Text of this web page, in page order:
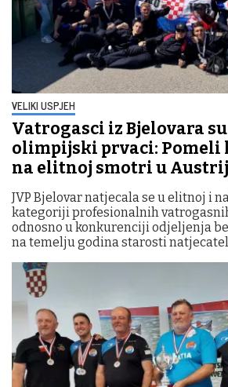
VELIKI USPJEH
Vatrogasci iz Bjelovara
olimpijski prvaci:
na elitnoj smotri u
JVP Bjelovar natjecala se u elitnoj i
kategoriji profesionalnih
odnosno u konkurenciji odjeljenja
na temelju godina starosti